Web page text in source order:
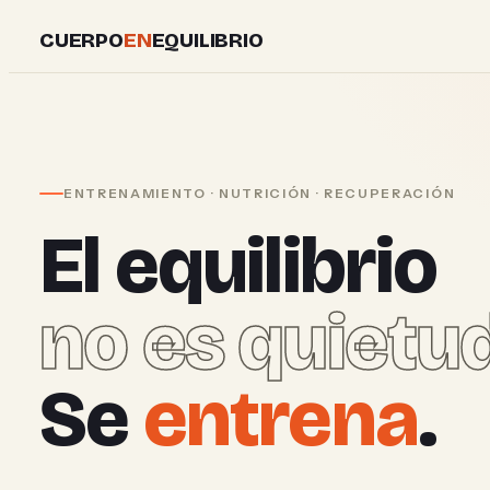
content
CUERPOENEQUILIBRIO
ENTRENAMIENTO · NUTRICIÓN · RECUPERACIÓN
El equilibrio
no es
Seentrena.